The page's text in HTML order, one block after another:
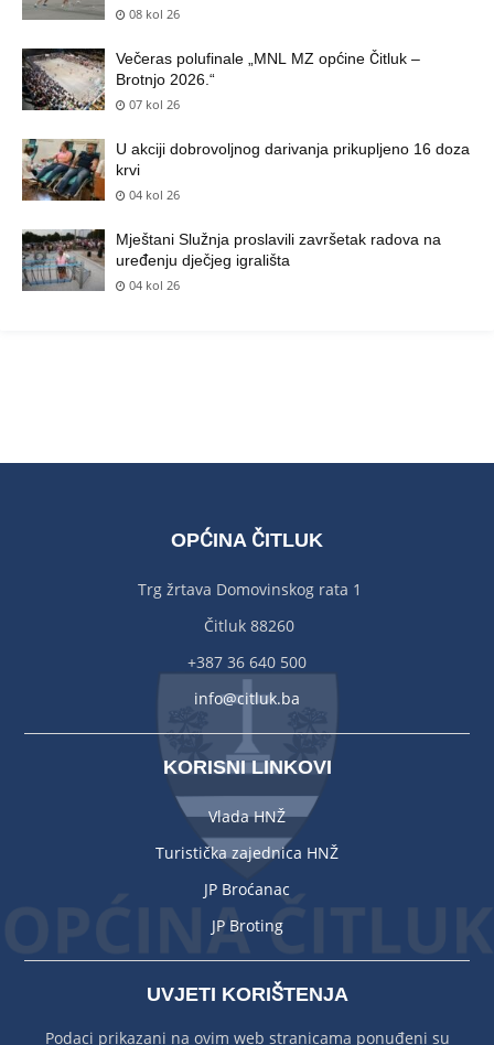
08 kol 26
Večeras polufinale „MNL MZ općine Čitluk –
Brotnjo 2026.“
07 kol 26
U akciji dobrovoljnog darivanja prikupljeno 16 doza
krvi
04 kol 26
Mještani Služnja proslavili završetak radova na
uređenju dječjeg igrališta
04 kol 26
OPĆINA ČITLUK
Trg žrtava Domovinskog rata 1
Čitluk 88260
+387 36 640 500
info@citluk.ba
KORISNI LINKOVI
Vlada HNŽ
Turistička zajednica HNŽ
JP Broćanac
JP Broting
UVJETI KORIŠTENJA
Podaci prikazani na ovim web stranicama ponuđeni su